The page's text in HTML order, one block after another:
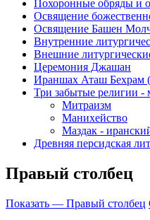
Похоронные обряды и
Освящение
Освящение Башен
Внутренние
Внешние
Церемония Джашан
Ираншах Аташ Бехрам
Три забытые религии -
Митраизм
Манихейство
Маздак -
Древняя персидская
Правый столбец
Показать — Правый столбец